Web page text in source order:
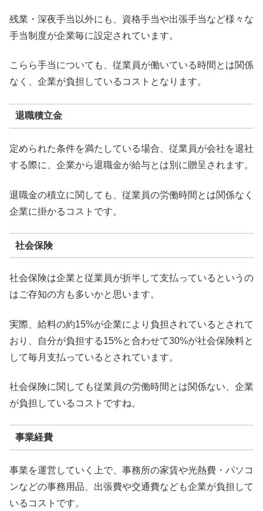
残業・深夜手当以外にも、資格手当や出張手当など様々な
手当制度が企業毎に設定されています。
こらら手当についても、従業員が働いている時間とは関係
なく、企業が負担しているコストとなります。
退職積立金
定められた条件を満たしている場合、従業員が会社を退社
する際に、企業から退職金が給与とは別に贈呈されます。
退職金の積立に関しても、従業員の労働時間とは関係なく
企業に掛かるコストです。
社会保険
社会保険は企業と従業員が折半して支払っているというの
はご存知の方も多いかと思います。
実際、給料の約15%が企業により負担されているとされて
おり、自分が負担する15%と合わせて30%が社会保険料と
して毎月支払っているとされています。
社会保険に関しても従業員の労働時間とは関係ない、企業
が負担しているコストですね。
事業経費
事業を運営していく上で、事務所の家賃や光熱費・パソコ
ンなどの事務用品、出張費や交通費なども企業が負担して
いるコストです。